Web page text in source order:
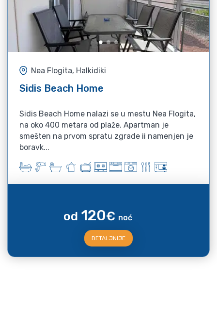
Nea Flogita, Halkidiki
Sidis Beach Home
Sidis Beach Home nalazi se u mestu Nea Flogita,
na oko 400 metara od plaže. Apartman je
smešten na prvom spratu zgrade ii namenjen je
boravk...
od 120€ noć
DETALJNIJE